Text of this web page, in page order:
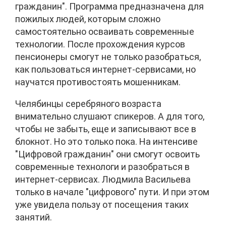
гражданин". Программа предназначена для
пожилых людей, которым сложно
самостоятельно осваивать современные
технологии. После прохождения курсов
пенсионеры смогут не только разобраться,
как пользоваться интернет-сервисами, но
научатся противостоять мошенникам.
Челябинцы серебряного возраста
внимательно слушают спикеров. А для того,
чтобы не забыть, еще и записывают все в
блокнот. Но это только пока. На интенсиве
"Цифровой гражданин" они смогут освоить
современные технологи и разобраться в
интернет-сервисах. Людмила Васильева
только в начале "цифрового" пути. И при этом
уже увидела пользу от посещения таких
занятий.